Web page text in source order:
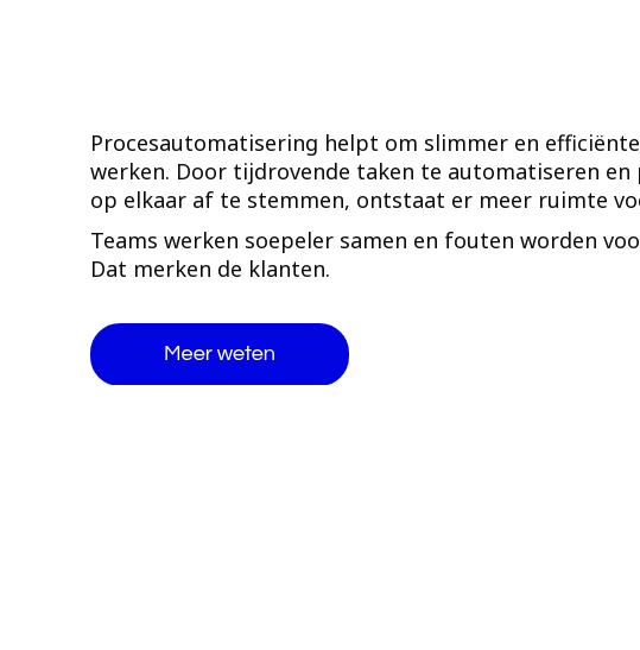
Procesautomatisering helpt om slimmer en
werken. Door tijdrovende taken te automatiseren en
op elkaar af te stemmen, ontstaat er meer ruimte
Teams werken soepeler samen en fouten worden
Dat merken de klanten.